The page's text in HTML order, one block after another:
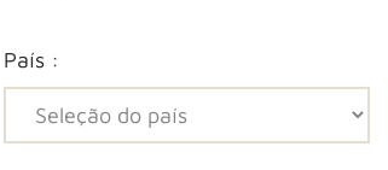
País :